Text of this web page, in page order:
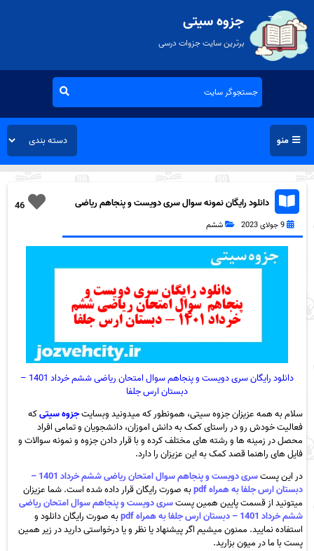
جزوه سیتی
برترین سایت جزوات درسی
منو
46
دانلود رایگان نمونه سوال سری دویست و پنجاهم ریاضی
ششم دبستان به همراه pdf
9 جولای 2023 ششم
دانلود رایگان سری دویست و پنجاهم سوال امتحان ریاضی ششم خرداد 1401 –
دبستان ارس جلفا
سلام به همه عزیزان جزوه سیتی، همونطور که میدونید وبسایتجزوه سیتیکه
فعالیت خودش رو در راستای کمک به دانش اموزان، دانشجویان و تمامی افراد
محصل در زمینه ها و رشته های مختلف کرده و با قرار دادن جزوه و نمونه سوالات و
فایل های راهنما قصد کمک به این عزیزان را دارد.
در این پست
سری دویست و پنجاهم سوال امتحان ریاضی ششم خرداد 1401 –
دبستان ارس جلفا به همراه pdf
به صورت رایگان قرار داده شده است. شما عزیزان
میتونید از قسمت پایین همین پستسری دویست و پنجاهم سوال امتحان ریاضی
ششم خرداد 1401 – دبستان ارس جلفا به همراه pdf
به صورت رایگان دانلود و
استفاده نمایید. ممنون میشیم اگر پیشنهاد یا نظر و یا درخواستی دارید در زیر همین
پست با ما در میون بزارید.